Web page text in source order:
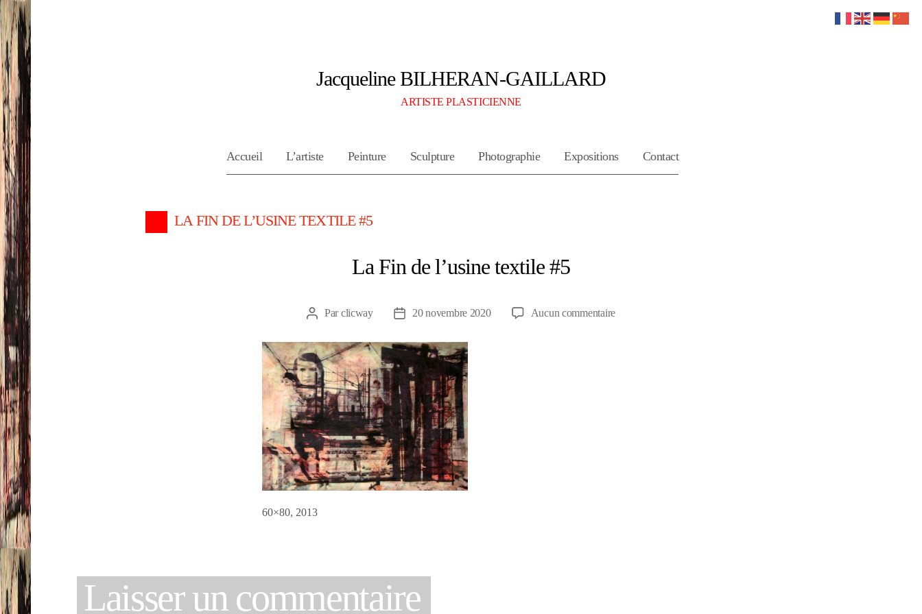
Jacqueline BILHERAN-GAILLARD
ARTISTE PLASTICIENNE
Accueil L’artiste Peinture Sculpture Photographie Expositions Contact
LA FIN DE L’USINE TEXTILE #5
La Fin de l’usine textile #5
Auteur
l’article
Parclicway
Date
l’article
20 novembre 2020 Aucun commentairesur
60×80, 2013
Laisser un commentaire